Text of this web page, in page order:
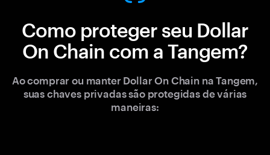
Como proteger seu Dollar
On Chain com a Tangem?
Ao comprar ou manter Dollar On Chain na Tangem,
suas chaves privadas são protegidas de várias
maneiras: